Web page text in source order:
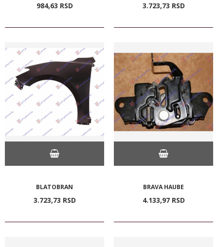
984,63 RSD 3.723,73 RSD
BLATOBRAN
3.723,73 RSD
BRAVA HAUBE
4.133,97 RSD